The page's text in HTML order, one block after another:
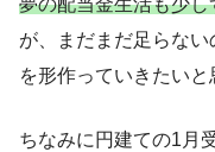
夢の配当金生活も少
が、まだまだ足らな
を形作っていきたいと
ちなみに円建ての1月